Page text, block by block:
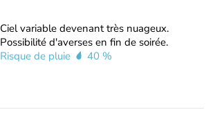
Ciel variable devenant très nuageux.
Possibilité d'averses en fin de soirée.
Risque de pluie
40 %